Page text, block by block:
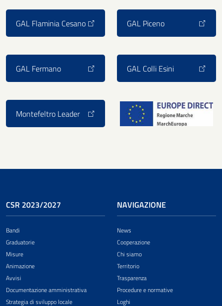
GAL Flaminia Cesano GAL Piceno
GAL Fermano GAL Colli Esini
Montefeltro Leader
CSR 2023/2027
Bandi
Graduatorie
Misure
Animazione
Avvisi
Documentazione amministrativa
Strategia di sviluppo locale
NAVIGAZIONE
News
Cooperazione
Chi siamo
Territorio
Trasparenza
Procedure e normative
Loghi